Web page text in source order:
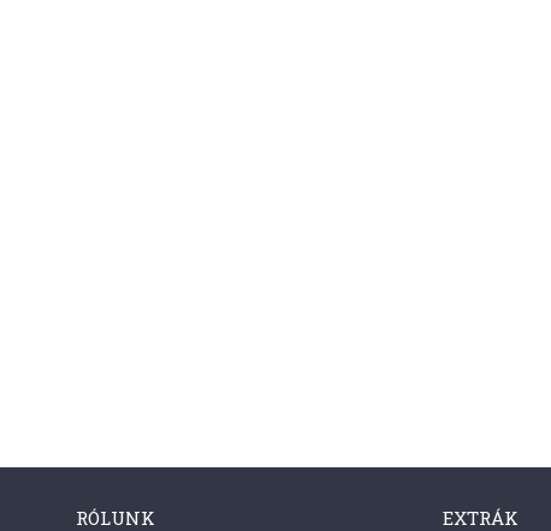
RÓLUNK EXTRÁK